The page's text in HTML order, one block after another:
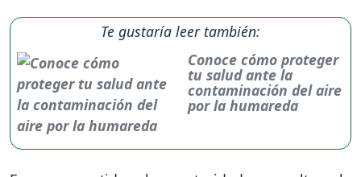
Te gustaría leer también:
Conoce cómo proteger
tu salud ante la
contaminación del aire
por la humareda